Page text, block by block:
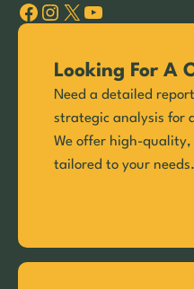
Facebook Instagram X YouTube
Looking For A
Need a detailed
strategic analysis for
We offer high-
tailored to your needs.